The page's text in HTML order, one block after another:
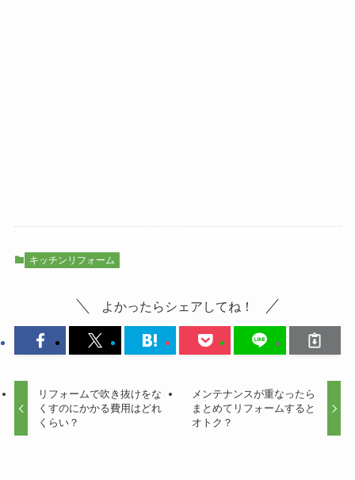
キッチンリフォーム
よかったらシェアしてね！
リフォームで吹き抜けをな
くすのにかかる費用はどれ
くらい？
メンテナンスが重なったら
まとめてリフォームすると
オトク？